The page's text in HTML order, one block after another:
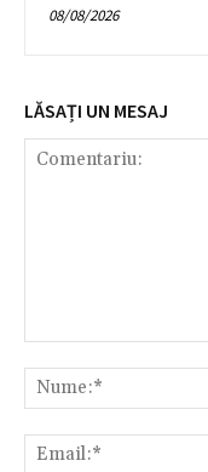
08/08/2026
LĂSAȚI UN MESAJ